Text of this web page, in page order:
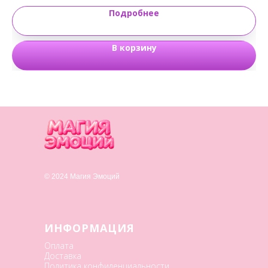
Подробнее
В корзину
© 2024 Магия Эмоций
ИНФОРМАЦИЯ
Оплата
Доставка